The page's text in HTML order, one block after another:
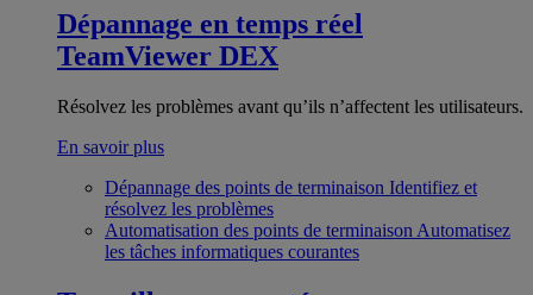
Dépannage en temps réel
TeamViewer DEX
Résolvez les problèmes avant qu’ils n’affectent les utilisateurs.
En savoir plus
Dépannage des points de terminaison Identifiez et
résolvez les problèmes
Automatisation des points de terminaison Automatisez
les tâches informatiques courantes